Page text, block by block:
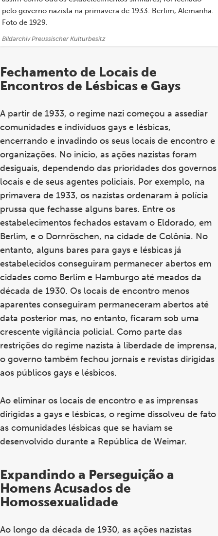
pelo governo nazista na primavera de 1933. Berlim, Alemanha.
Foto de 1929.
Créditos:
Bildarchiv Preussischer Kulturbesitz
Fechamento de Locais de
Encontros de Lésbicas e Gays
A partir de 1933, o regime nazi começou a assediar
comunidades e indivíduos gays e lésbicas,
encerrando e invadindo os seus locais de encontro e
organizações. No início, as ações nazistas foram
desiguais, dependendo das prioridades dos governos
locais e de seus agentes policiais. Por exemplo, na
primavera de 1933, os nazistas ordenaram à polícia
prussa que fechasse alguns bares. Entre os
estabelecimentos fechados estavam o Eldorado, em
Berlim, e o Dornröschen, na cidade de Colônia. No
entanto, alguns bares para gays e lésbicas já
estabelecidos conseguiram permanecer abertos em
cidades como Berlim e Hamburgo até meados da
década de 1930. Os locais de encontro menos
aparentes conseguiram permaneceram abertos até
data posterior mas, no entanto, ficaram sob uma
crescente vigilância policial. Como parte das
restrições do regime nazista à liberdade de imprensa,
o governo também fechou jornais e revistas dirigidas
aos públicos gays e lésbicos.
Ao eliminar os locais de encontro e as imprensas
dirigidas a gays e lésbicas, o regime dissolveu de fato
as comunidades lésbicas que se haviam se
desenvolvido durante a República de Weimar.
Expandindo a Perseguição a
Homens Acusados ​​de
Homossexualidade
Ao longo da década de 1930, as ações nazistas